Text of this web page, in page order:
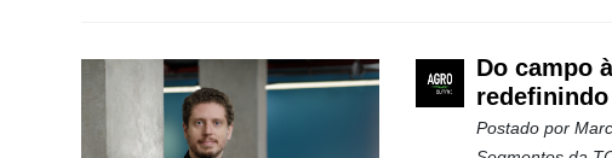
Do campo
Postado por